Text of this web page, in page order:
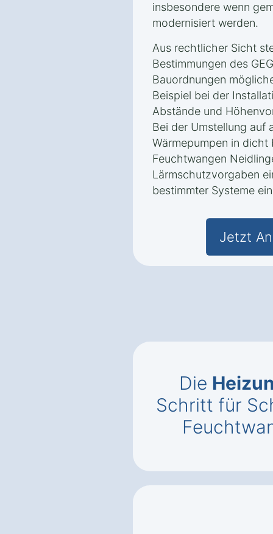
insbesondere wenn
modernisiert werden.
Aus rechtlicher Sicht
Bestimmungen des
Bauordnungen
Beispiel bei der
Abstände und
Bei der Umstellung auf
Wärmepumpen in
Feuchtwangen
Lärmschutzvorgaben
bestimmter Systeme
Jetzt
Die
Schritt für